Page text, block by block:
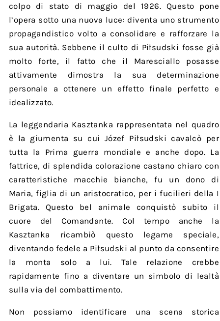
colpo di stato di maggio del 1926. Questo pone
l’opera sotto una nuova luce: diventa uno strumento
propagandistico volto a consolidare e rafforzare la
sua autorità. Sebbene il culto di Piłsudski fosse già
molto forte, il fatto che il Maresciallo posasse
attivamente dimostra la sua determinazione
personale a ottenere un effetto finale perfetto e
idealizzato.
La leggendaria Kasztanka rappresentata nel quadro
è la giumenta su cui Józef Piłsudski cavalcò per
tutta la Prima guerra mondiale e anche dopo. La
fattrice, di splendida colorazione castano chiaro con
caratteristiche macchie bianche, fu un dono di
Maria, figlia di un aristocratico, per i fucilieri della I
Brigata. Questo bel animale conquistò subito il
cuore del Comandante. Col tempo anche la
Kasztanka ricambiò questo legame speciale,
diventando fedele a Piłsudski al punto da consentire
la monta solo a lui. Tale relazione crebbe
rapidamente fino a diventare un simbolo di lealtà
sulla via del combattimento.
Non possiamo identificare una scena storica